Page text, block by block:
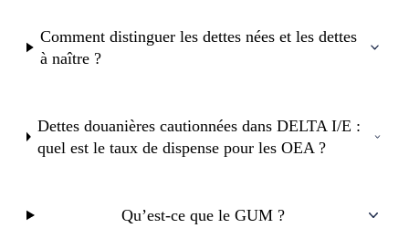
Comment distinguer les dettes nées et les dettes
à naître ?
Dettes douanières cautionnées dans DELTA I/E :
quel est le taux de dispense pour les OEA ?
Qu’est-ce que le GUM ?